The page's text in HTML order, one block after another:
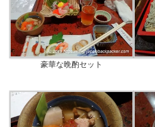
豪華な晩酌セット